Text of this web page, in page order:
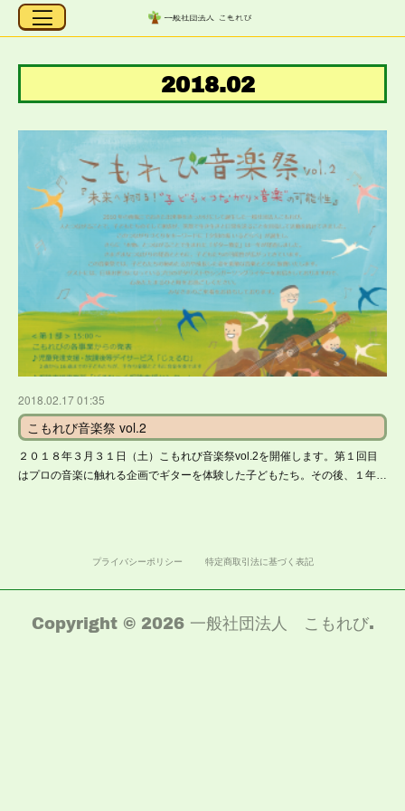
2018.02
2018.02.17 01:35
こもれび音楽祭 vol.2
２０１８年３月３１日（土）こもれび音楽祭vol.2を開催します。第１回目
はプロの音楽に触れる企画でギターを体験した子どもたち。その後、１年…
プライバシーポリシー 特定商取引法に基づく表記
Copyright © 2026 一般社団法人 こもれび.